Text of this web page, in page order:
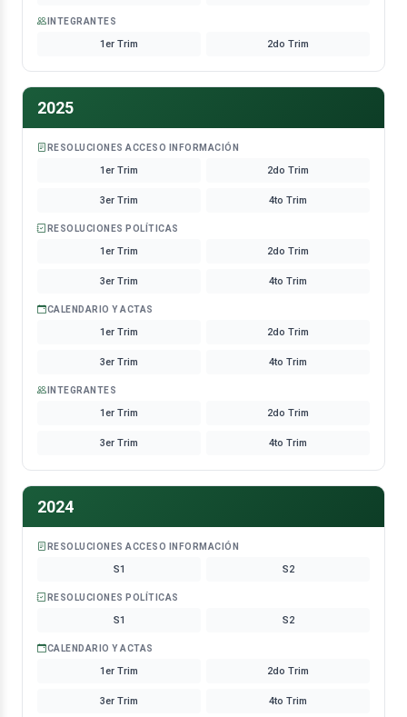
INTEGRANTES
1er Trim 2do Trim
2025
RESOLUCIONES ACCESO INFORMACIÓN
1er Trim 2do Trim
3er Trim 4to Trim
RESOLUCIONES POLÍTICAS
1er Trim 2do Trim
3er Trim 4to Trim
CALENDARIO Y ACTAS
1er Trim 2do Trim
3er Trim 4to Trim
INTEGRANTES
1er Trim 2do Trim
3er Trim 4to Trim
2024
RESOLUCIONES ACCESO INFORMACIÓN
S1 S2
RESOLUCIONES POLÍTICAS
S1 S2
CALENDARIO Y ACTAS
1er Trim 2do Trim
3er Trim 4to Trim